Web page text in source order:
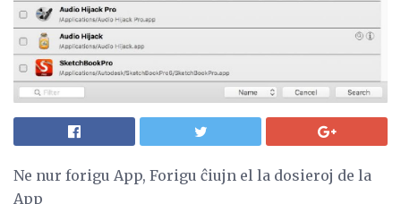
Ne nur forigu App, Forigu ĉiujn el la dosieroj de la
App